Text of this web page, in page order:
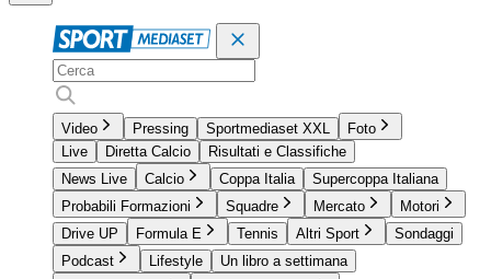
Video Pressing Sportmediaset XXL
Foto
Live
Diretta Calcio
Risultati e Classifiche
News Live
Calcio Coppa Italia
Supercoppa Italiana
Probabili Formazioni
Squadre Mercato
Motori
Drive UP
Formula E Tennis Altri Sport
Sondaggi
Podcast
Lifestyle
Un libro a settimana